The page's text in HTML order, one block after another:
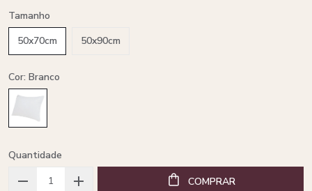
Tamanho
50x70cm
50x90cm
Cor: Branco
Quantidade
COMPRAR